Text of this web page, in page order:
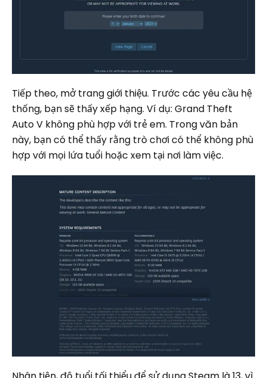
Tiếp theo, mở trang giới thiệu. Trước các yêu cầu hệ
thống, bạn sẽ thấy xếp hạng. Ví dụ: Grand Theft
Auto V không phù hợp với trẻ em. Trong văn bản
này, bạn có thể thấy rằng trò chơi có thể không phù
hợp với mọi lứa tuổi hoặc xem tại nơi làm việc.